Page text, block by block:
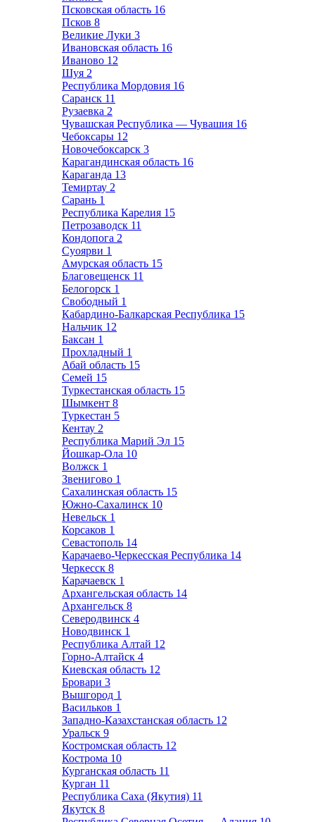
Псковская область 16
Псков 8
Великие Луки 3
Ивановская область 16
Иваново 12
Шуя 2
Республика Мордовия 16
Саранск 11
Рузаевка 2
Чувашская Республика — Чувашия 16
Чебоксары 12
Новочебоксарск 3
Карагандинская область 16
Караганда 13
Темиртау 2
Сарань 1
Республика Карелия 15
Петрозаводск 11
Кондопога 2
Суоярви 1
Амурская область 15
Благовещенск 11
Белогорск 1
Свободный 1
Кабардино-Балкарская Республика 15
Нальчик 12
Баксан 1
Прохладный 1
Абай область 15
Семей 15
Туркестанская область 15
Шымкент 8
Туркестан 5
Кентау 2
Республика Марий Эл 15
Йошкар-Ола 10
Волжск 1
Звенигово 1
Сахалинская область 15
Южно-Сахалинск 10
Невельск 1
Корсаков 1
Севастополь 14
Карачаево-Черкесская Республика 14
Черкесск 8
Карачаевск 1
Архангельская область 14
Архангельск 8
Северодвинск 4
Новодвинск 1
Республика Алтай 12
Горно-Алтайск 4
Киевская область 12
Бровари 3
Вышгород 1
Васильков 1
Западно-Казахстанская область 12
Уральск 9
Костромская область 12
Кострома 10
Курганская область 11
Курган 11
Республика Саха (Якутия) 11
Якутск 8